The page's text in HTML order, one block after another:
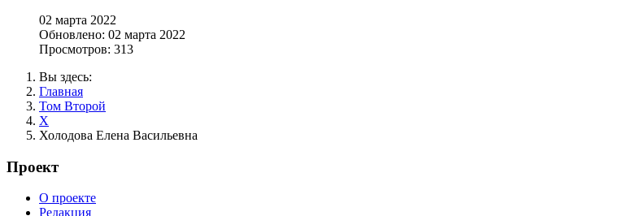
02 марта 2022
Обновлено: 02 марта 2022
Просмотров: 313
Вы здесь:
Главная
Том Второй
Х
Холодова Елена Васильевна
Проект
О проекте
Редакция